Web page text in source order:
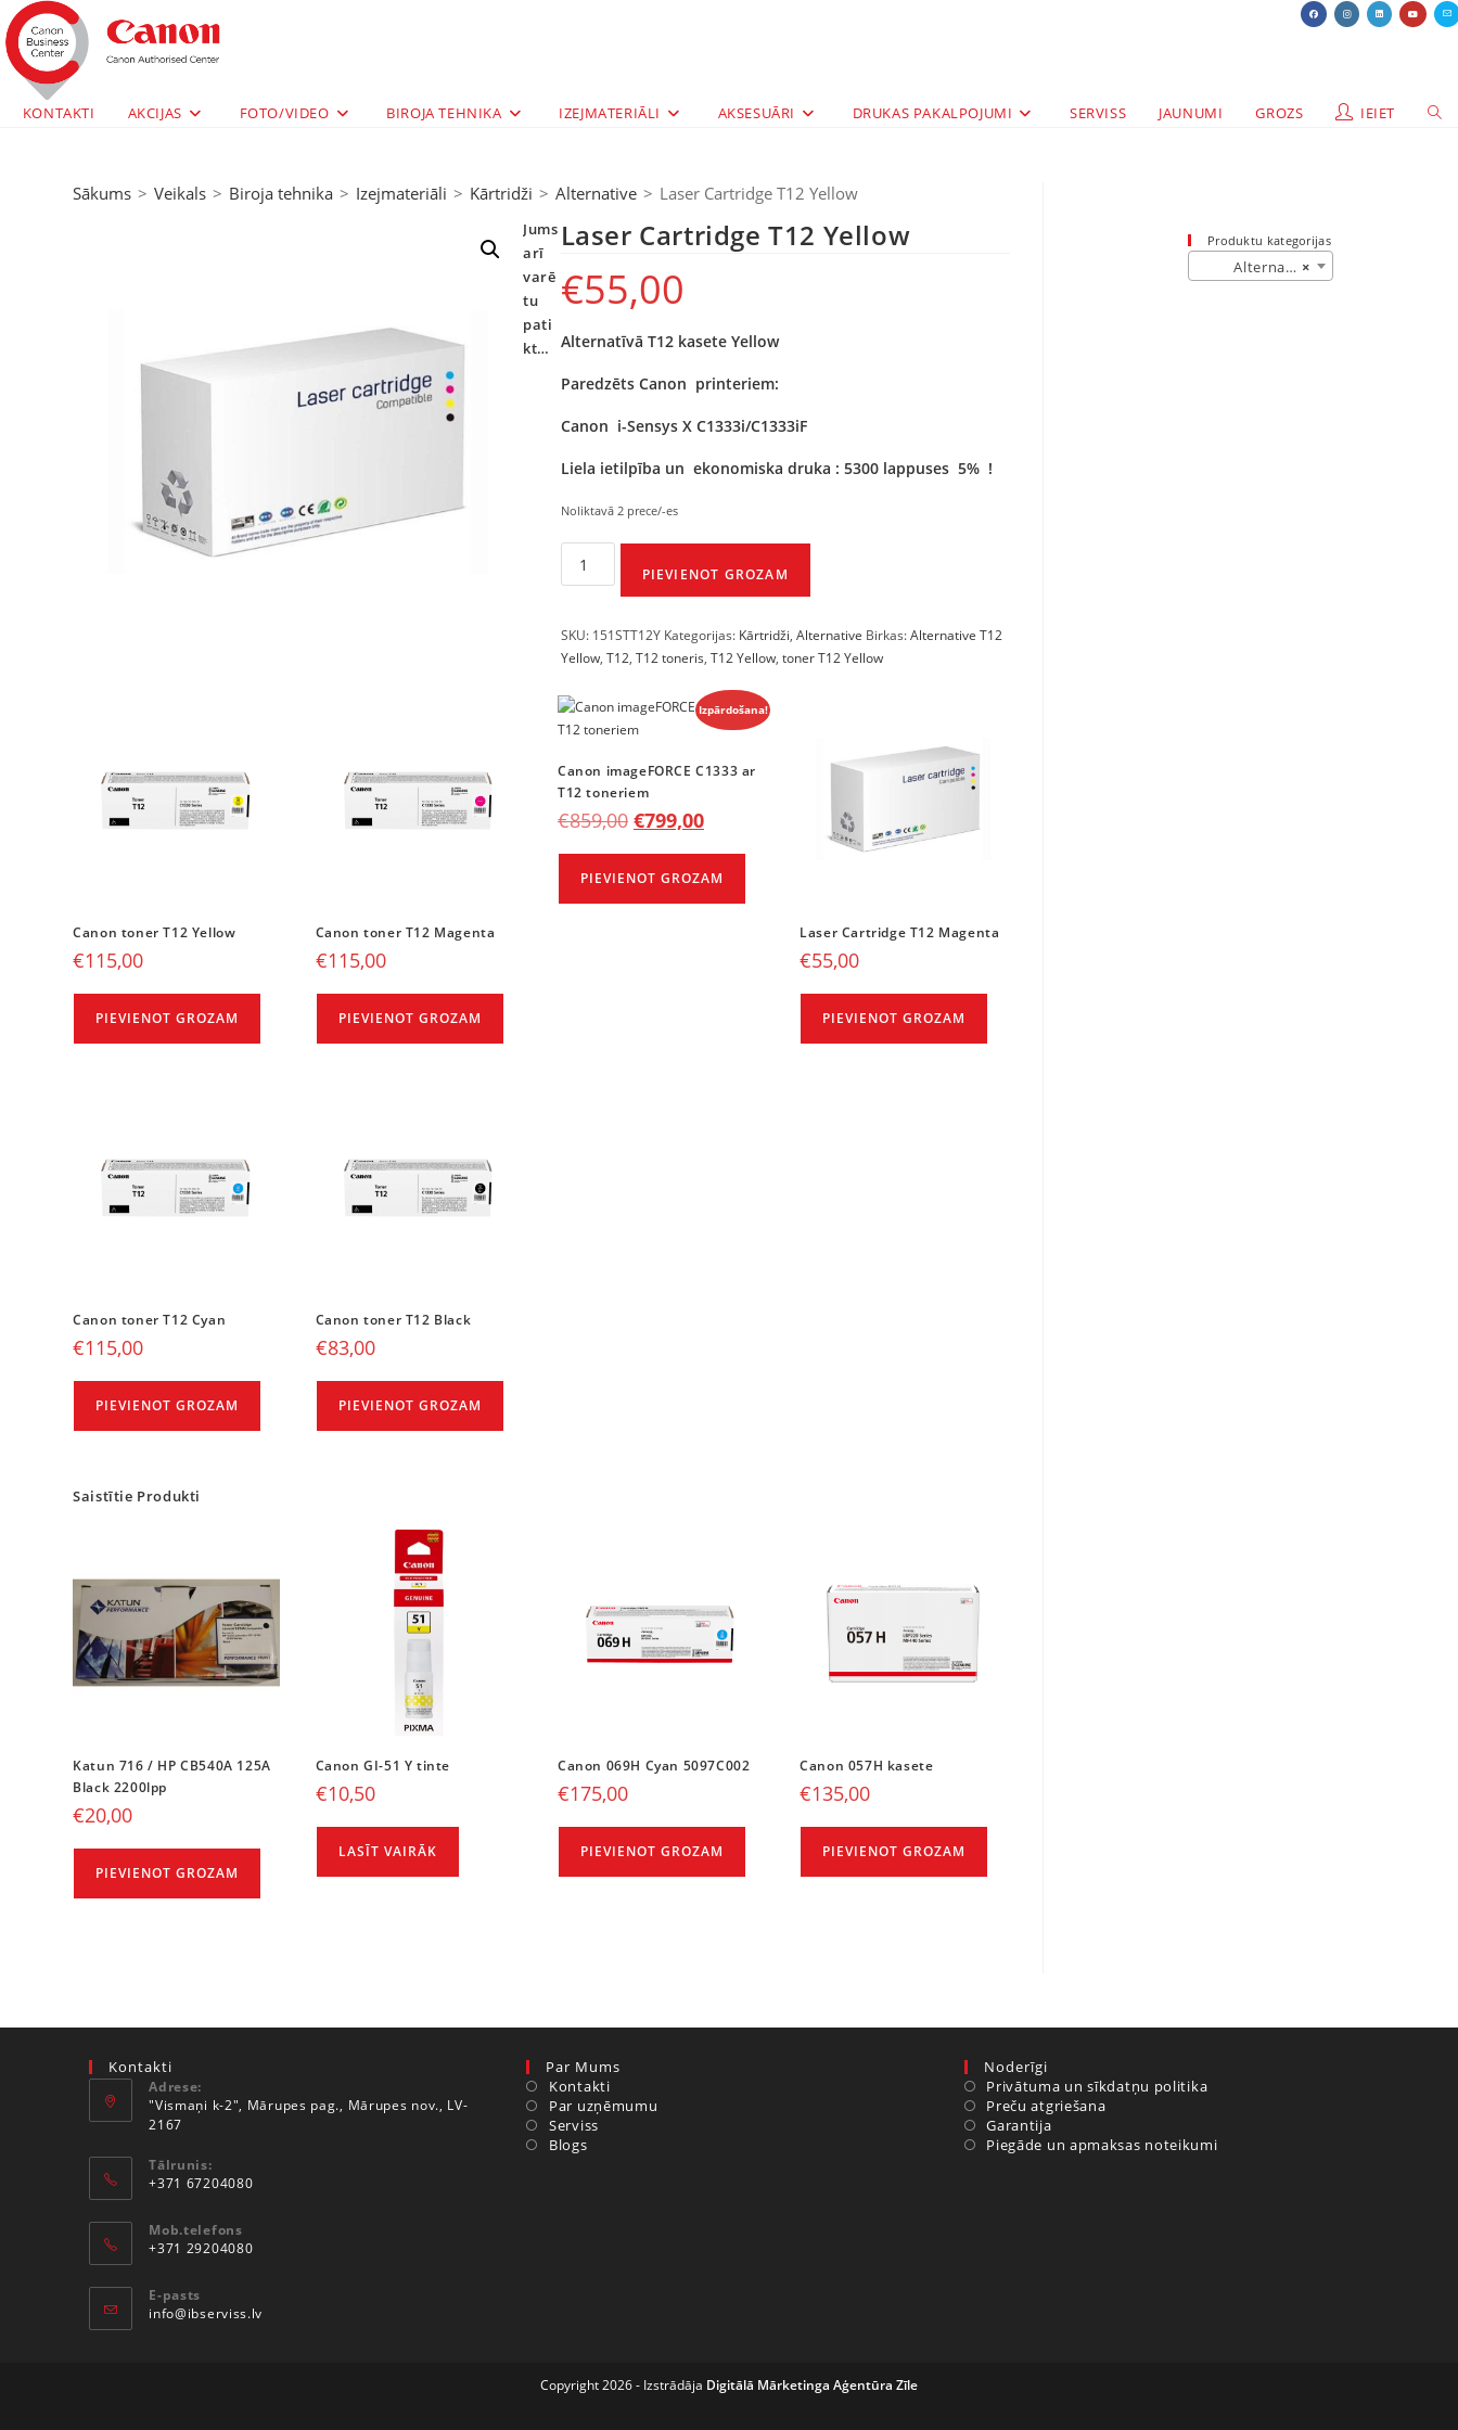
KONTAKTI AKCIJAS FOTO/VIDEO BIROJA TEHNIKA IZEJMATERIĀLI AKSESUĀRI DRUKAS PAKALPOJUMI SERVISS JAUNUMI GROZS IEIET
Sākums > Veikals > Biroja tehnika > Izejmateriāli > Kārtridži > Alternative > Laser Cartridge T12 Yellow
Laser Cartridge T12 Yellow
€55,00
Alternatīvā T12 kasete Yellow
Paredzēts Canon printeriem:
Canon i-Sensys X C1333i/C1333iF
Liela ietilpība un ekonomiska druka : 5300 lappuses 5% !
Noliktavā 2 prece/-es
PIEVIENOT GROZAM
SKU: 151STT12Y Kategorijas: Kārtridži, Alternative Birkas:Alternative T12
Yellow, T12, T12 toneris, T12 Yellow, toner T12 Yellow
Jums
arī
varē
tu
pati
kt…
Canon toner T12 Yellow
€115,00
PIEVIENOT GROZAM
Canon toner T12 Magenta
€115,00
PIEVIENOT GROZAM
Izpārdošana!
Canon imageFORCE C1333 ar
T12 toneriem
€859,00 €799,00
PIEVIENOT GROZAM
Laser Cartridge T12 Magenta
€55,00
PIEVIENOT GROZAM
Canon toner T12 Cyan
€115,00
PIEVIENOT GROZAM
Canon toner T12 Black
€83,00
PIEVIENOT GROZAM
Saistītie Produkti
Katun 716 / HP CB540A 125A
Black 2200lpp
€20,00
PIEVIENOT GROZAM
Canon GI-51 Y tinte
€10,50
LASĪT VAIRĀK
Canon 069H Cyan 5097C002
€175,00
PIEVIENOT GROZAM
Canon 057H kasete
€135,00
PIEVIENOT GROZAM
Produktu kategorijas
×
Alternative (54)
Kontakti
Adrese:
"Vismaņi k-2", Mārupes pag., Mārupes nov., LV-
2167
Tālrunis:
+371 67204080
Mob.telefons
+371 29204080
E-pasts
info@ibserviss.lv
Par Mums
Kontakti
Par uzņēmumu
Serviss
Blogs
Noderīgi
Privātuma un sīkdatņu politika
Preču atgriešana
Garantija
Piegāde un apmaksas noteikumi
Copyright 2026 - Izstrādāja Digitālā Mārketinga Aģentūra Zīle